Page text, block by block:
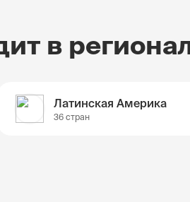
в
Латинская Америка
36 стран